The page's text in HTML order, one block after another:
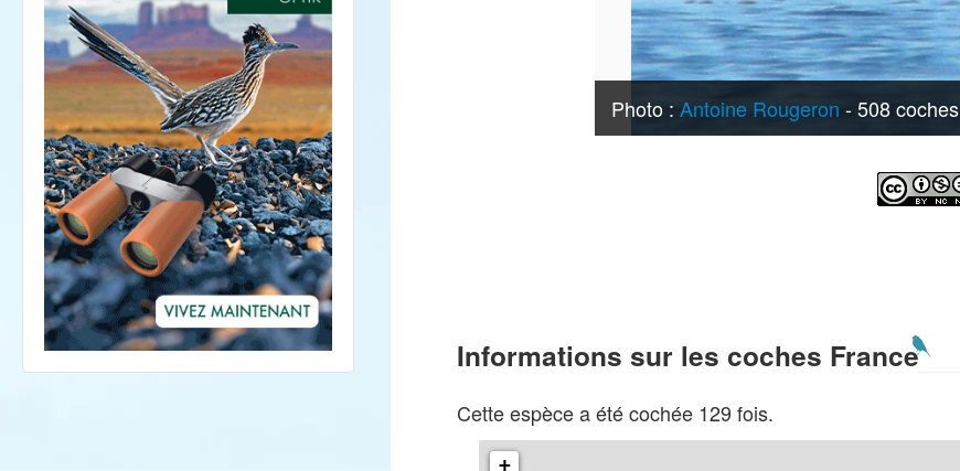
Photo :Antoine Rougeron - 508 coches
Informations sur les coches France
Cette espèce a été cochée 129 fois.
+